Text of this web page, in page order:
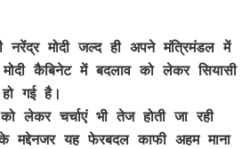
नरेंद्र मोदी जल्द ही अपने मंत्रिमंडल में
कैबिनेट में बदलाव को लेकर सियासी
गई है।
लेकर चर्चाएं भी तेज होती जा रही
मद्देनजर यह फेरबदल काफी अहम माना